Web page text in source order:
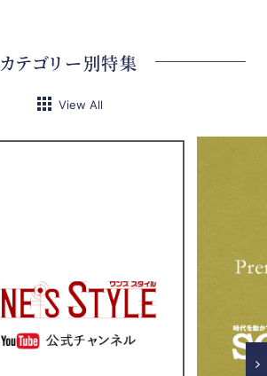
カテゴリー別特集
View All